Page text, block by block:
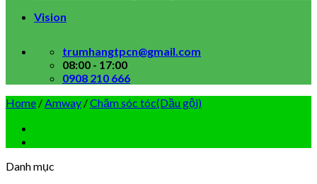
Vision
trumhangtpcn@gmail.com
08:00 - 17:00
0908 210 666
Home /Amway /Chăm sóc tóc(Dầu gội)
Danh mục